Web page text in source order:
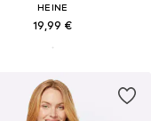
HEINE
19,99 €